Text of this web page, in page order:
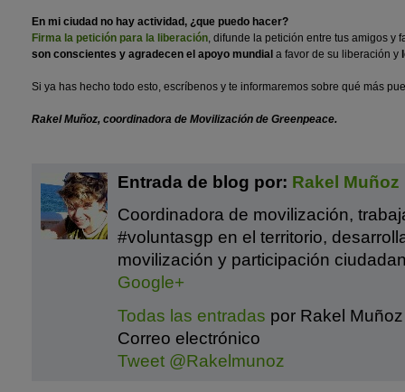
En mi ciudad no hay actividad, ¿que puedo hacer?
Firma la petición para la liberación, difunde la petición entre tus amigos y
son conscientes y agradecen el apoyo mundial a favor de su liberación y
Si ya has hecho todo esto, escríbenos y te informaremos sobre qué más
Rakel Muñoz, coordinadora de Movilización de Greenpeace.
Entrada de blog por: Rakel Muñoz
Coordinadora de movilización,
#voluntasgp en el territorio,
movilización y participación
Google+
Todas las entradas por Rakel Muñoz
Correo electrónico
Tweet @Rakelmunoz